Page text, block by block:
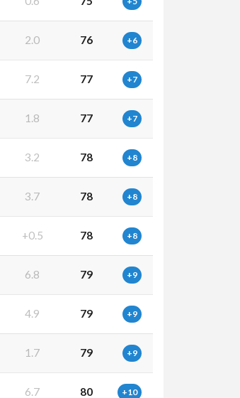
2.0 76 +6
7.2 77 +7
1.8 77 +7
3.2 78 +8
3.7 78 +8
+0.5 78 +8
6.8 79 +9
4.9 79 +9
1.7 79 +9
6.7 80 +10